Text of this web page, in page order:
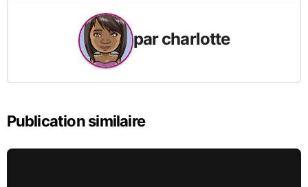
parcharlotte
Publication similaire